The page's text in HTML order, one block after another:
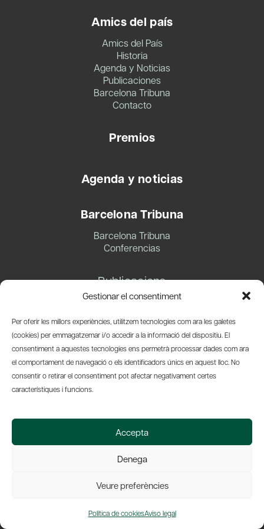
Gestionar el consentiment
Per oferir les millors experiències, utilitzem tecnologies com ara les galetes
(cookies) per emmagatzemar i/o accedir a la informació del dispositiu. El
consentiment a aquestes tecnologies ens permetrà processar dades com ara
el comportament de navegació o els identificadors únics en aquest lloc. No
consentir o retirar el consentiment pot afectar negativament certes
característiques i funcions.
Accepta
Denega
Veure preferències
Política de cookiesAviso legal
Amics del país
Amics del País
Historia
Agenda y Noticias
Publicaciones
Barcelona Tribuna
Contacto
Premios
Agenda y noticias
Barcelona Tribuna
Barcelona Tribuna
Conferencias
Publicacions
Comissions de treball
Contacte
Suscripció Newsletter
© 2026 Societat Econòmica Barcelonesa d'Amics del País